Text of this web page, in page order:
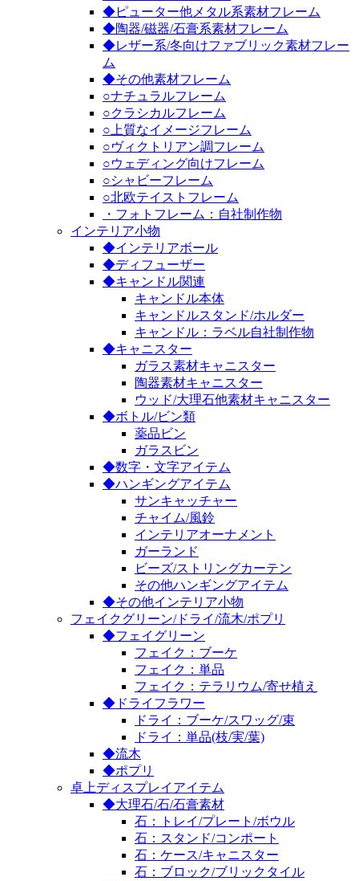
◆ピューター他メタル系素材フレーム
◆陶器/磁器/石膏系素材フレーム
◆レザー系/冬向けファブリック素材フレー
ム
◆その他素材フレーム
○ナチュラルフレーム
○クラシカルフレーム
○上質なイメージフレーム
○ヴィクトリアン調フレーム
○ウェディング向けフレーム
○シャビーフレーム
○北欧テイストフレーム
・フォトフレーム：自社制作物
インテリア小物
◆インテリアボール
◆ディフューザー
◆キャンドル関連
キャンドル本体
キャンドルスタンド/ホルダー
キャンドル：ラベル自社制作物
◆キャニスター
ガラス素材キャニスター
陶器素材キャニスター
ウッド/大理石他素材キャニスター
◆ボトル/ビン類
薬品ビン
ガラスビン
◆数字・文字アイテム
◆ハンギングアイテム
サンキャッチャー
チャイム/風鈴
インテリアオーナメント
ガーランド
ビーズ/ストリングカーテン
その他ハンギングアイテム
◆その他インテリア小物
フェイクグリーン/ドライ/流木/ポプリ
◆フェイグリーン
フェイク：ブーケ
フェイク：単品
フェイク：テラリウム/寄せ植え
◆ドライフラワー
ドライ：ブーケ/スワッグ/束
ドライ：単品(枝/実/葉)
◆流木
◆ポプリ
卓上ディスプレイアイテム
◆大理石/石/石膏素材
石：トレイ/プレート/ボウル
石：スタンド/コンポート
石：ケース/キャニスター
石：ブロック/ブリックタイル